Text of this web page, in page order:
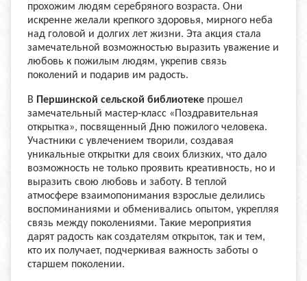
прохожим людям серебряного возраста. Они
искренне желали крепкого здоровья, мирного неба
над головой и долгих лет жизни. Эта акция стала
замечательной возможностью выразить уважение и
любовь к пожилым людям, укрепив связь
поколений и подарив им радость.
В Першинской сельской библиотеке прошел
замечательный мастер-класс «Поздравительная
открытка», посвященный Дню пожилого человека.
Участники с увлечением творили, создавая
уникальные открытки для своих близких, что дало
возможность не только проявить креативность, но и
выразить свою любовь и заботу. В теплой
атмосфере взаимопонимания взрослые делились
воспоминаниями и обменивались опытом, укрепляя
связь между поколениями. Такие мероприятия
дарят радость как создателям открыток, так и тем,
кто их получает, подчеркивая важность заботы о
старшем поколении.